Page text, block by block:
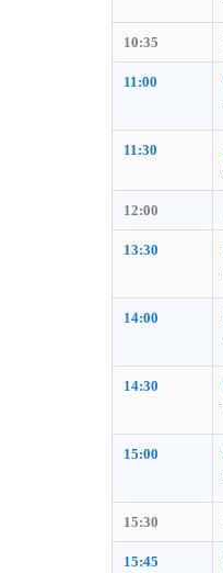
10:35
11:00
11:30
12:00
13:30
14:00
14:30
15:00
15:30
15:45